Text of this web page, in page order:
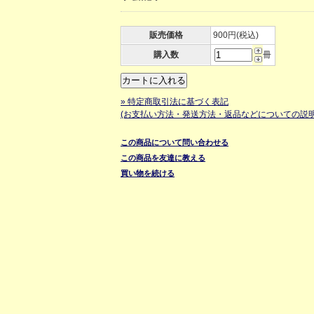
販売価格
900円(税込)
購入数
冊
» 特定商取引法に基づく表記
(お支払い方法・発送方法・返品などについての説
この商品について問い合わせる
この商品を友達に教える
買い物を続ける